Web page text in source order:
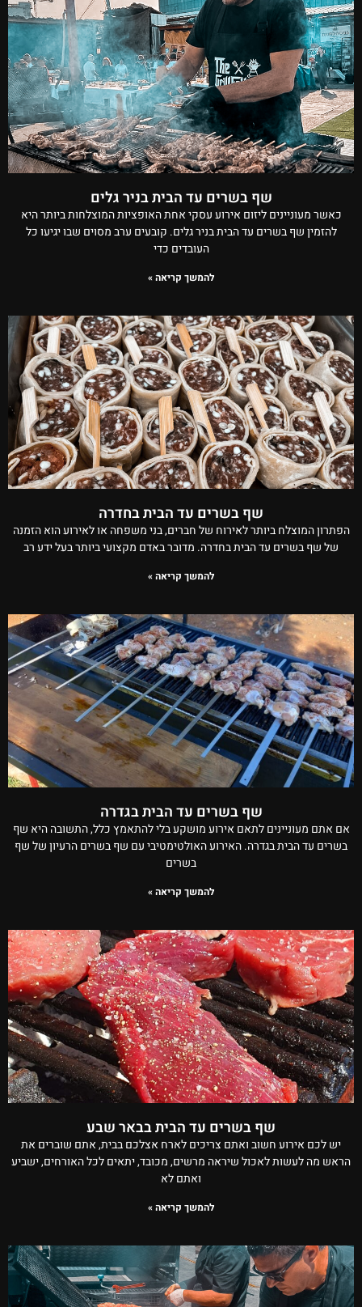
שף בשרים עד הבית בניר גלים
כאשר מעוניינים ליזום אירוע עסקי אחת האופציות המוצלחות ביותר היא
להזמין שף בשרים עד הבית בניר גלים. קובעים ערב מסוים שבו יגיעו כל
העובדים כדי
להמשך קריאה »
שף בשרים עד הבית בחדרה
הפתרון המוצלח ביותר לאירוח של חברים, בני משפחה או לאירוע הוא הזמנה
של שף בשרים עד הבית בחדרה. מדובר באדם מקצועי ביותר בעל ידע רב
להמשך קריאה »
שף בשרים עד הבית בגדרה
אם אתם מעוניינים לתאם אירוע מושקע בלי להתאמץ כלל, התשובה היא שף
בשרים עד הבית בגדרה. האירוע האולטימטיבי עם שף בשרים הרעיון של שף
בשרים
להמשך קריאה »
שף בשרים עד הבית בבאר שבע
יש לכם אירוע חשוב ואתם צריכים לארח אצלכם בבית, אתם שוברים את
הראש מה לעשות לאכול שיראה מרשים, מכובד, יתאים לכל האורחים, ישביע
ואתם לא
להמשך קריאה »